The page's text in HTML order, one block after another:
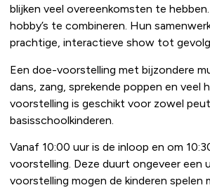
blijken veel overeenkomsten te
hobby’s te combineren. Hun
prachtige, interactieve show tot
Een doe-voorstelling met bijzondere
dans, zang, sprekende poppen en veel
voorstelling is geschikt voor zowel
basisschoolkinderen.
Vanaf 10:00 uur is de inloop en om
voorstelling. Deze duurt ongeveer een
voorstelling mogen de kinderen